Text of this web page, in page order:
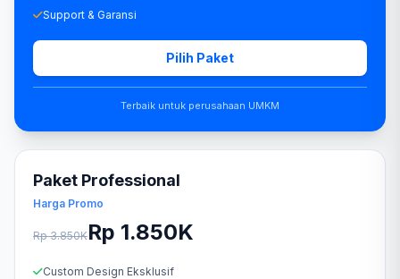
Support & Garansi
Pilih Paket
Terbaik untuk perusahaan UMKM
Paket Professional
Harga Promo
Rp 3.850KRp 1.850K
Custom Design Eksklusif